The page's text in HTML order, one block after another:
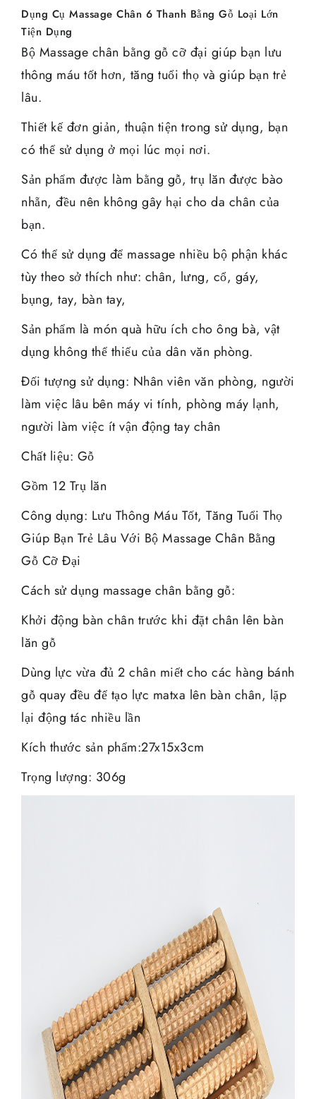
Dụng Cụ Massage Chân 6 Thanh Bằng Gỗ Loại Lớn
Tiện Dụng
Bộ Massage chân bằng gỗ cỡ đại giúp bạn lưu
thông máu tốt hơn, tăng tuổi thọ và giúp bạn trẻ
lâu.
Thiết kế đơn giản, thuận tiện trong sử dụng, bạn
có thể sử dụng ở mọi lúc mọi nơi.
Sản phẩm được làm bằng gỗ, trụ lăn được bào
nhẵn, đều nên không gây hại cho da chân của
bạn.
Có thể sử dụng để massage nhiều bộ phận khác
tùy theo sở thích như: chân, lưng, cổ, gáy,
bụng, tay, bàn tay,
Sản phẩm là món quà hữu ích cho ông bà, vật
dụng không thể thiếu của dân văn phòng.
Đối tượng sử dụng: Nhân viên văn phòng, người
làm việc lâu bên máy vi tính, phòng máy lạnh,
người làm việc ít vận động tay chân
Chất liệu: Gỗ
Gồm 12 Trụ lăn
Công dụng: Lưu Thông Máu Tốt, Tăng Tuổi Thọ
Giúp Bạn Trẻ Lâu Với Bộ Massage Chân Bằng
Gỗ Cỡ Đại
Cách sử dụng massage chân bằng gỗ:
Khởi động bàn chân trước khi đặt chân lên bàn
lăn gỗ
Dùng lực vừa đủ 2 chân miết cho các hàng bánh
gỗ quay đều để tạo lực matxa lên bàn chân, lặp
lại động tác nhiều lần
Kích thước sản phẩm:27x15x3cm
Trọng lượng: 306g